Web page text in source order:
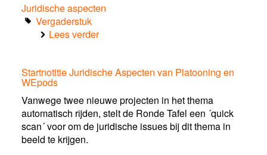
Juridische aspecten
Vergaderstuk
Lees verderover
voor
bij
C-
ITS
Startnotitie Juridische Aspecten van Platooning en
WEpods
Vanwege twee nieuwe projecten in het thema
automatisch rijden, stelt de Ronde Tafel een ´quick
scan´ voor om de juridische issues bij dit thema in
beeld te krijgen.